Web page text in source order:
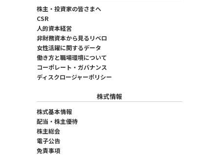
株主・投資家の皆さまへ
CSR
人的資本経営
非財務資本から見るリベロ
女性活躍に関するデータ
働き方と職場環境について
コーポレート・ガバナンス
ディスクロージャーポリシー
株式情報
株式基本情報
配当・株主優待
株主総会
電子公告
免責事項